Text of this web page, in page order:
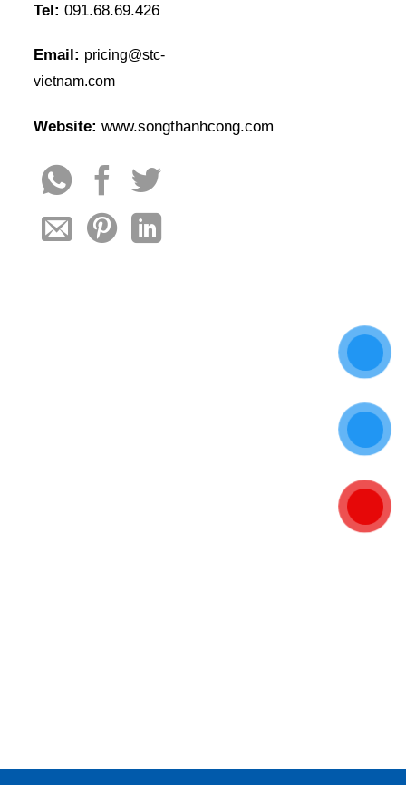
Tel: 091.68.69.426
Email: pricing@stc-
vietnam.com
Website:www.songthanhcong.com